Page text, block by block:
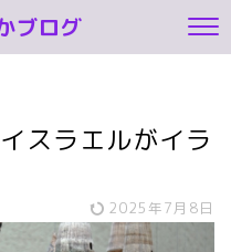
ブログ
スラエルがイラ
2025年7月8日